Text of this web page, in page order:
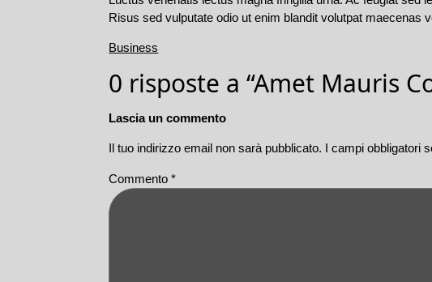
Risus sed vulputate odio ut enim blandit volutpat maecenas
Business
0 risposte a “Amet Mauris
Lascia un commento
Il tuo indirizzo email non sarà pubblicato. I campi obbligatori
Commento*